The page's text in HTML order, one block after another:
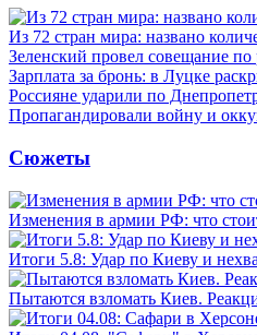
Из 72 стран мира: названо
Зеленский провел совещание
Зарплата за бронь: в Луцке
Россияне ударили по
Пропагандировали войну и
Сюжеты
Изменения в армии РФ: что
Итоги 5.8: Удар по Киеву и
Пытаются взломать Киев.